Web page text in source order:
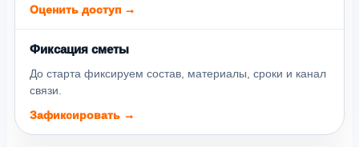
Оценить доступ →
Фиксация сметы
До старта фиксируем состав, материалы, сроки и канал
связи.
Зафиксировать →